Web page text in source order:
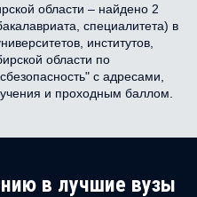
области – найдено 2
специалитета) в
институтов,
области по
с адресами,
и проходным баллом.
в лучшие вузы